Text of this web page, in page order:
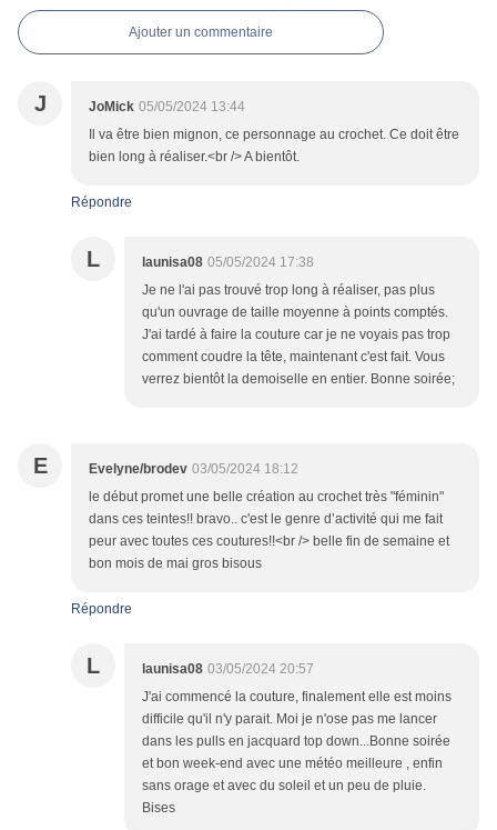
Ajouter un commentaire
J JoMick 05/05/2024 13:44
Il va être bien mignon, ce personnage au crochet. Ce doit être
bien long à réaliser.<br /> A bientôt.
Répondre
L launisa08 05/05/2024 17:38
Je ne l'ai pas trouvé trop long à réaliser, pas plus
qu'un ouvrage de taille moyenne à points comptés.
J'ai tardé à faire la couture car je ne voyais pas trop
comment coudre la tête, maintenant c'est fait. Vous
verrez bientôt la demoiselle en entier. Bonne soirée;
E Evelyne/brodev 03/05/2024 18:12
le début promet une belle création au crochet très "féminin"
dans ces teintes!! bravo.. c'est le genre d’activité qui me fait
peur avec toutes ces coutures!!<br /> belle fin de semaine et
bon mois de mai gros bisous
Répondre
L launisa08 03/05/2024 20:57
J'ai commencé la couture, finalement elle est moins
difficile qu'il n'y parait. Moi je n'ose pas me lancer
dans les pulls en jacquard top down...Bonne soirée
et bon week-end avec une météo meilleure , enfin
sans orage et avec du soleil et un peu de pluie.
Bises